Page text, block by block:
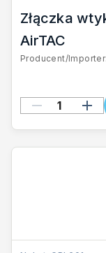
Złączka
AirTAC
Producent/